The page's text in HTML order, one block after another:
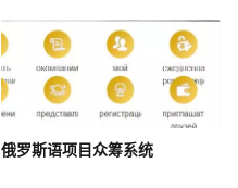
俄罗斯语项目众筹系统